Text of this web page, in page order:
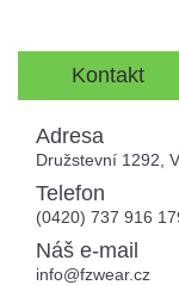
Kontakt
Adresa
Družstevní 1292,
Telefon
(0420) 737 916
Náš e-mail
info@fzwear.cz